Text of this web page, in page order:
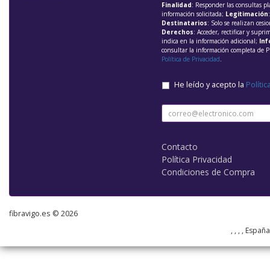
Finalidad: Responder las consultas
información solicitada; Legitimación
Destinatarios: Solo se realizan
Derechos: Acceder, rectificar y
indica en la información adicional;
consultar la información completa de
Política de Privacidad.
He leído y acepto la
Contacto
Política Privacidad
Condiciones de Compra
fibravigo.es © 2026
, , , ,